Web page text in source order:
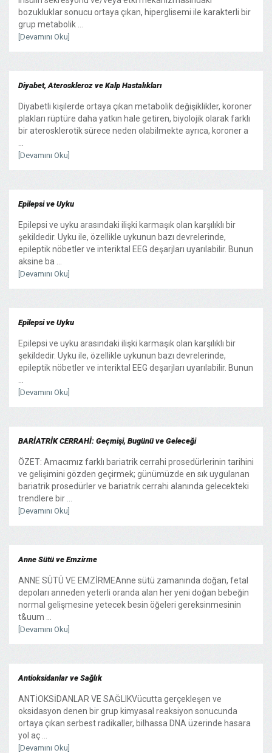
bozukluklar sonucu ortaya çıkan, hiperglisemi ile karakterli bir
grup metabolik ...
[Devamını Oku]
Diyabet, Ateroskleroz ve Kalp Hastalıkları
Diyabetli kişilerde ortaya çıkan metabolik değişiklikler, koroner
plakları rüptüre daha yatkın hale getiren, biyolojik olarak farklı
bir aterosklerotik sürece neden olabilmekte ayrıca, koroner a
[Devamını Oku]
Epilepsi ve Uyku
Epilepsi ve uyku arasındaki ilişki karmaşık olan karşılıklı bir
şekildedir. Uyku ile, özellikle uykunun bazı devrelerinde,
epileptik nöbetler ve interiktal EEG deşarjları uyarılabilir. Bunun
aksine ba ...
[Devamını Oku]
Epilepsi ve Uyku
Epilepsi ve uyku arasındaki ilişki karmaşık olan karşılıklı bir
şekildedir. Uyku ile, özellikle uykunun bazı devrelerinde,
epileptik nöbetler ve interiktal EEG deşarjları uyarılabilir. Bunun
[Devamını Oku]
BARİATRİK CERRAHİ: Geçmişi, Bugünü ve Geleceği
ÖZET: Amacımız farklı bariatrik cerrahi prosedürlerinin tarihini
ve gelişimini gözden geçirmek; günümüzde en sık uygulanan
bariatrik prosedürler ve bariatrik cerrahi alanında gelecekteki
trendlere bir ...
[Devamını Oku]
Anne Sütü ve Emzirme
ANNE SÜTÜ VE EMZİRMEAnne sütü zamanında doğan, fetal
depoları anneden yeterli oranda alan her yeni doğan bebeğin
normal gelişmesine yetecek besin öğeleri gereksinmesinin
t&uum ...
[Devamını Oku]
Antioksidanlar ve Sağlık
ANTİOKSİDANLAR VE SAĞLIKVücutta gerçekleşen ve
oksidasyon denen bir grup kimyasal reaksiyon sonucunda
ortaya çıkan serbest radikaller, bilhassa DNA üzerinde hasara
yol aç ...
[Devamını Oku]